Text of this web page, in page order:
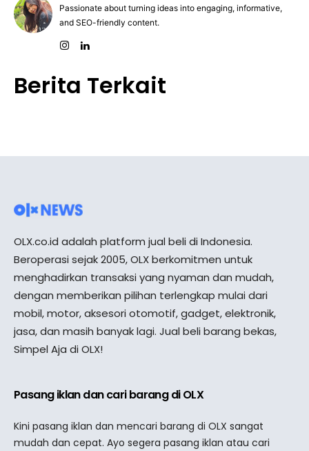
Passionate about turning ideas into engaging, informative,
and SEO-friendly content.
Berita Terkait
OLX.co.id adalah platform jual beli di Indonesia.
Beroperasi sejak 2005, OLX berkomitmen untuk
menghadirkan transaksi yang nyaman dan mudah,
dengan memberikan pilihan terlengkap mulai dari
mobil, motor, aksesori otomotif, gadget, elektronik,
jasa, dan masih banyak lagi. Jual beli barang bekas,
Simpel Aja di OLX!
Pasang iklan dan cari barang di OLX
Kini pasang iklan dan mencari barang di OLX sangat
mudah dan cepat. Ayo segera pasang iklan atau cari